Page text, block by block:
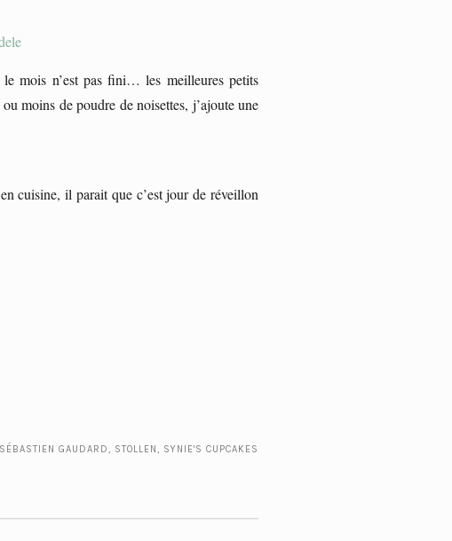
mois n’est pas fini… les meilleures petits
moins de poudre de noisettes, j’ajoute une
cuisine, il parait que c’est jour de réveillon
SÉBASTIEN GAUDARD, STOLLEN, SYNIE'S CUPCAKES